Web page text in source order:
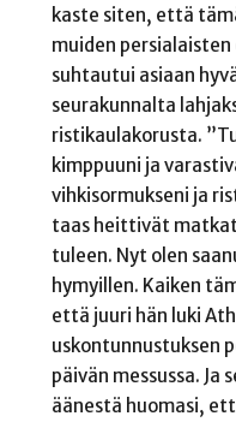
kaste siten, että
muiden persialaisten
suhtautui asiaan
seurakunnalta
ristikaulakorusta.
kimppuuni ja
vihkisormukseni ja
taas heittivät
tuleen. Nyt olen
hymyillen. Kaiken
että juuri hän luki
uskontunnustuksen
päivän messussa. Ja
äänestä huomasi,